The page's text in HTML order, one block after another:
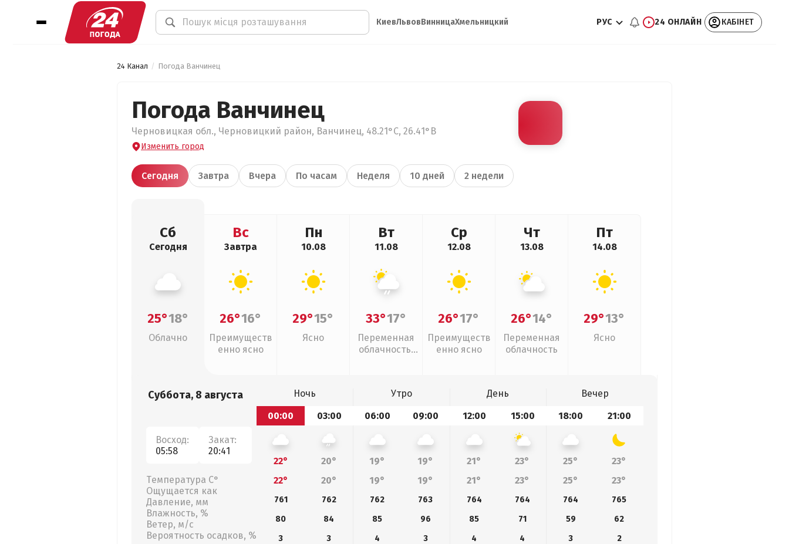
КиевЛьвовВинницаХмельницкий РУС 24 ОНЛАЙН КАБІНЕТ
24 Канал Погода Ванчинец
Погода Ванчинец
Черновицкая обл., Черновицкий район, Ванчинец, 48.21°С, 26.41°В
Изменить город
Сегодня Завтра Вчера По часам Неделя 10 дней 2 недели
Сб
Сегодня
25°18°
Облачно
Вс
Завтра
26°16°
Преимуществ
енно ясно
Пн
10.08
29°15°
Ясно
Вт
11.08
33°17°
Переменная
облачность,
Ср
12.08
26°17°
Преимуществ
енно ясно
Чт
13.08
26°14°
Переменная
облачность
Пт
14.08
29°13°
Ясно
Суббота, 8 августа
Восход:
05:58
Закат:
20:41
Температура С°
Ощущается как
Давление, мм
Влажность, %
Ветер, м/с
Вероятность осадков, %
Ночь Утро День
Вечер
00:00
03:00 06:00 09:00 12:00 15:00 18:00 21:00
22° 20° 19° 19° 21° 23° 25°
23°
22°
20° 19° 19° 21° 23° 25° 23°
761 762 762 763 764 764 764
765
80
84 85 96 85 71 59
62
3
3 4 3 4 4 3
2